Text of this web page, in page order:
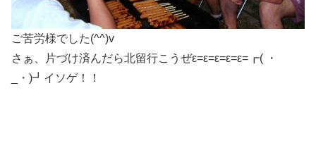
ご苦労様でした(^^)v
さぁ、片づけ済んだら北留行こうぜε=ε=ε=ε=ε=┏( ・
_・)┛イソゲ！！